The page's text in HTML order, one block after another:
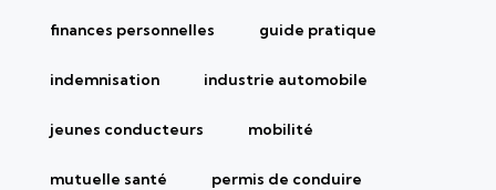
finances personnelles guide pratique
indemnisation industrie automobile
jeunes conducteurs mobilité
mutuelle santé permis de conduire